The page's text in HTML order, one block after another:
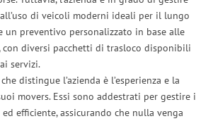
di veicoli moderni ideali per il lungo
un preventivo personalizzato in base alle
con diversi pacchetti di trasloco disponibili
servizi.
distingue l’azienda è l’esperienza e la
movers. Essi sono addestrati per gestire i
ed efficiente, assicurando che nulla venga